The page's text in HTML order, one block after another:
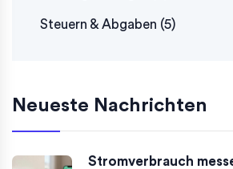
Steuern & Abgaben (5)
Neueste Nachrichten
Stromverbrauch